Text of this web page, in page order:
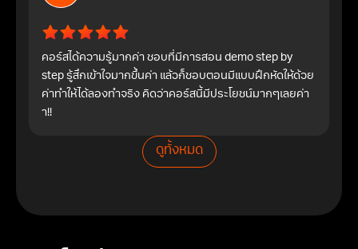
คอร์สได้ความรู้มากค่า ชอบที่มีการสอน demo step by
step รู้สึกเข้าใจมากขึ้นค่า แล้วก็ชอบตอนมีแบบฝึกหัดให้ด้วย
ค่าทำให้ได้ลองทำจริง คิดว่าคอร์สนี้มีประโยชน์มากๆเลยค่า
า!!
ดูทั้งหมด